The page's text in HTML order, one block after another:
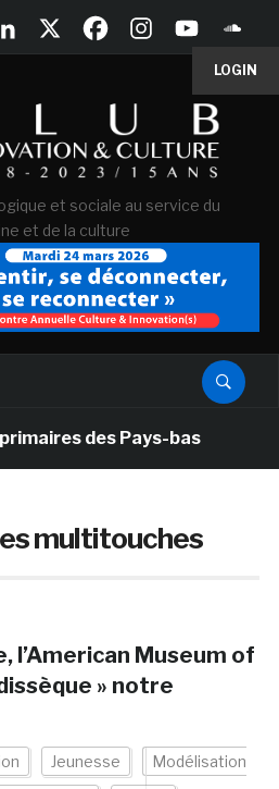
LOGIN
et sociale au service du
et de la culture
des Pays-bas
multitouches
l’American Museum of
» notre
Jeunesse Modélisation